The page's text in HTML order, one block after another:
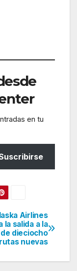
en tu
Airlines
la salida a la
dieciocho
rutas nuevas